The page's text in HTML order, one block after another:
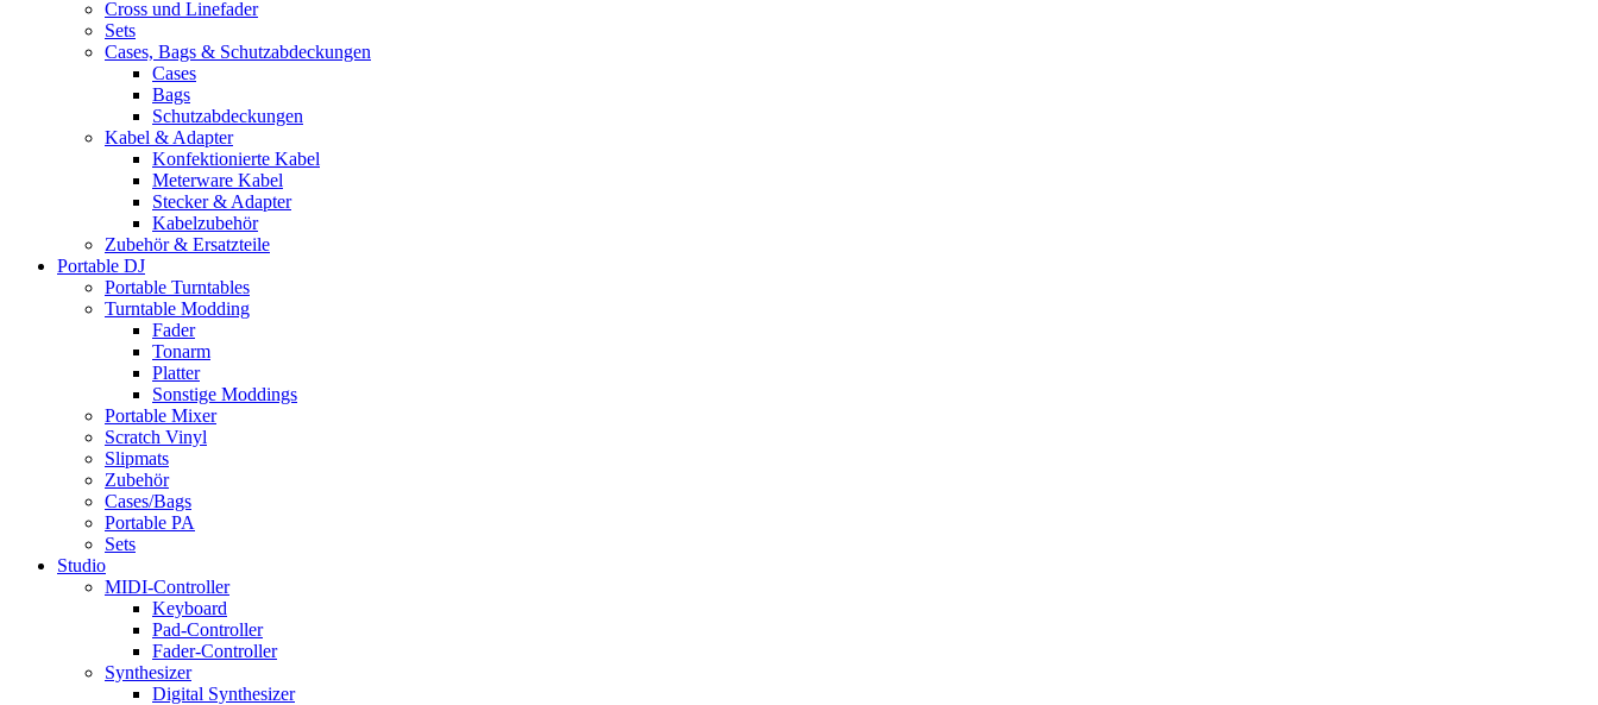
Cross und Linefader
Sets
Cases, Bags & Schutzabdeckungen
Cases
Bags
Schutzabdeckungen
Kabel & Adapter
Konfektionierte Kabel
Meterware Kabel
Stecker & Adapter
Kabelzubehör
Zubehör & Ersatzteile
Portable DJ
Portable Turntables
Turntable Modding
Fader
Tonarm
Platter
Sonstige Moddings
Portable Mixer
Scratch Vinyl
Slipmats
Zubehör
Cases/Bags
Portable PA
Sets
Studio
MIDI-Controller
Keyboard
Pad-Controller
Fader-Controller
Synthesizer
Digital Synthesizer